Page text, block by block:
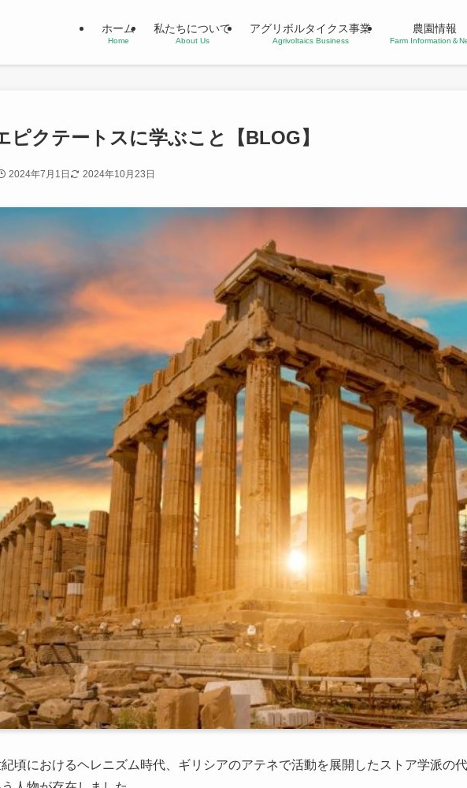
ホーム
Home
私たちについて
About Us
アグリボルタイクス事業
Agrivoltaics Business
農園情報
Farm Information＆
ピクテートスに学ぶこと【BLOG】
2024年7月1日 2024年10月23日
頃におけるヘレニズム時代、ギリシアのアテネで活動を展開したストア学派の